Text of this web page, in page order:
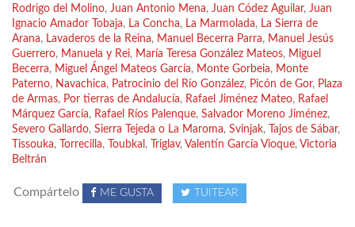
Rodrigo del Molino, Juan Antonio Mena, Juan Códez Aguilar, Juan
Ignacio Amador Tobaja, La Concha, La Marmolada, La Sierra de
Arana, Lavaderos de la Reina, Manuel Becerra Parra, Manuel Jesús
Guerrero, Manuela y Rei, María Teresa González Mateos, Miguel
Becerra, Miguel Ángel Mateos García, Monte Gorbeia, Monte
Paterno, Navachica, Patrocinio del Río González, Picón de Gor, Plaza
de Armas, Por tierras de Andalucía, Rafael Jiménez Mateo, Rafael
Márquez García, Rafael Ríos Palenque, Salvador Moreno Jiménez,
Severo Gallardo, Sierra Tejeda o La Maroma, Svinjak, Tajos de Sábar,
Tissouka, Torrecilla, Toubkal , Triglav, Valentín García Vioque, Victoria
Beltrán
Compártelo ME GUSTA TUITEAR